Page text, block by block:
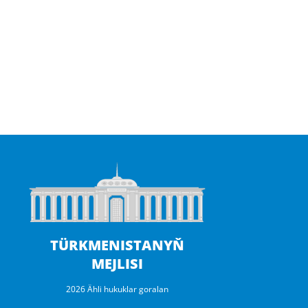
TÜRKMENISTANYŇ
MEJLISI
2026 Ähli hukuklar goralan